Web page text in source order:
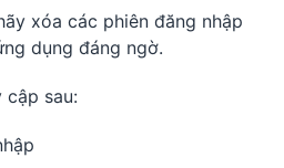
xóa các phiên đăng nhập
dụng đáng ngờ.
cập sau: